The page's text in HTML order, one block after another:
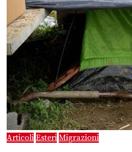
Articoli Esteri Migrazioni